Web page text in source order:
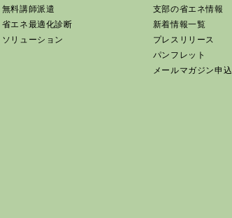
無料講師派遣
省エネ最適化診断
ソリューション
支部の省エネ情報
新着情報一覧
プレスリリース
パンフレット
メールマガジン申込